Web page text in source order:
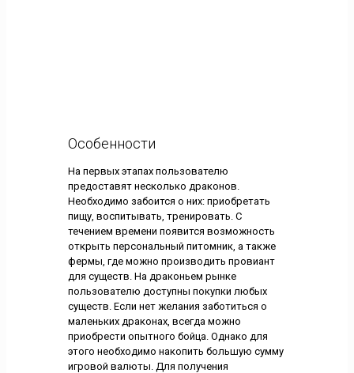
Особенности
На первых этапах пользователю
предоставят несколько драконов.
Необходимо забоится о них: приобретать
пищу, воспитывать, тренировать. С
течением времени появится возможность
открыть персональный питомник, а также
фермы, где можно производить провиант
для существ. На драконьем рынке
пользователю доступны покупки любых
существ. Если нет желания заботиться о
маленьких драконах, всегда можно
приобрести опытного бойца. Однако для
этого необходимо накопить большую сумму
игровой валюты. Для получения